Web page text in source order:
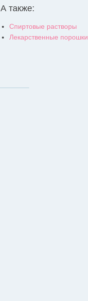
А также:
Спиртовые растворы
Лекарственные порошки